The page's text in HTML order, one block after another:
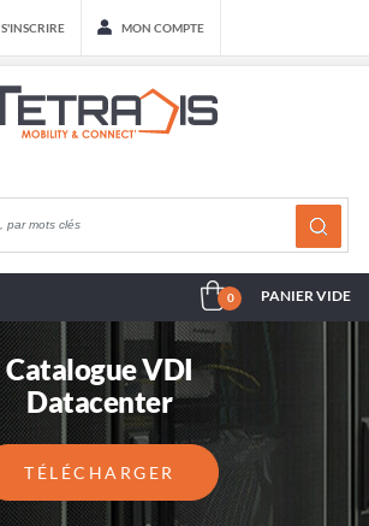
S'INSCRIRE MON COMPTE
0 PANIER VIDE
Catalogue VDI
Datacenter
TÉLÉCHARGER